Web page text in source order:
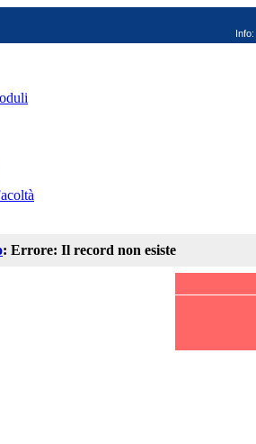
Info:
: Errore: Il record non esiste